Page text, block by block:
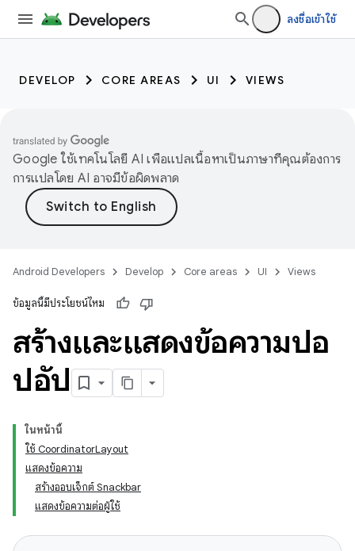
ลงชื่อเข้าใช้
DEVELOP CORE AREAS UI VIEWS
Google ใช้เทคโนโลยี AI เพื่อแปลเนื้อหาเป็นภาษาที่คุณต้องการ
การแปลโดย AI อาจมีข้อผิดพลาด
Android Developers Develop Core areas UI Views
ข้อมูลนี้มีประโยชน์ไหม
สร้างและแสดงข้อความป๊อ
ปอัป
ในหน้านี้
ใช้ CoordinatorLayout
แสดงข้อความ
สร้างออบเจ็กต์ Snackbar
แสดงข้อความต่อผู้ใช้